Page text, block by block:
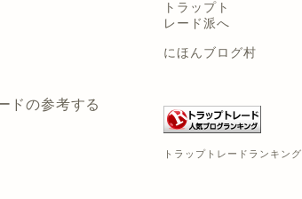
ドの参考する
にほんブログ村
トラップトレードランキング